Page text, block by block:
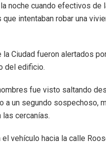
noche cuando efectivos de
intentaban robar una
Ciudad fueron alertados
del edificio.
fue visto saltando
a un segundo sospechoso,
las cercanías.
vehículo hacia la calle